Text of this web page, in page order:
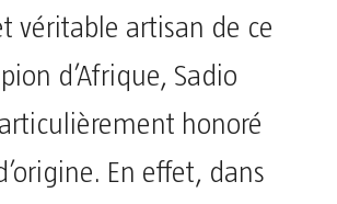
véritable artisan de ce
d’Afrique, Sadio
honoré
En effet, dans